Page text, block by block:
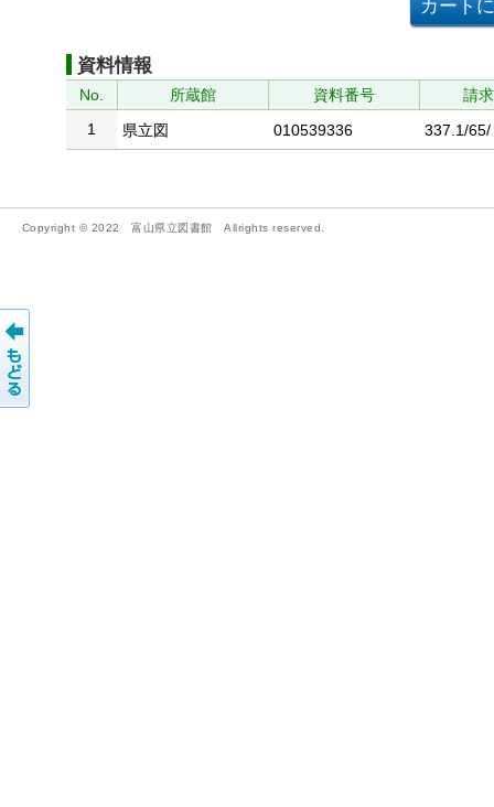
資料情報
No. 所蔵館 資料番号
請
1
県立図 010539336 337.1/65/
Copyright © 2022 富山県立図書館 Allrights reserved.